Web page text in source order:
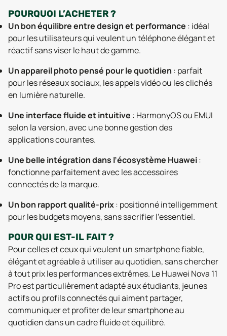
POURQUOI L’ACHETER ?
Un bon équilibre entre design et performance : idéal
pour les utilisateurs qui veulent un téléphone élégant et
réactif sans viser le haut de gamme.
Un appareil photo pensé pour le quotidien : parfait
pour les réseaux sociaux, les appels vidéo ou les clichés
en lumière naturelle.
Une interface fluide et intuitive : HarmonyOS ou EMUI
selon la version, avec une bonne gestion des
applications courantes.
Une belle intégration dans l’écosystème Huawei:
fonctionne parfaitement avec les accessoires
connectés de la marque.
Un bon rapport qualité-prix: positionné intelligemment
pour les budgets moyens, sans sacrifier l’essentiel.
POUR QUI EST-IL FAIT ?
Pour celles et ceux qui veulent un smartphone fiable,
élégant et agréable à utiliser au quotidien, sans chercher
à tout prix les performances extrêmes. Le Huawei Nova 11
Pro est particulièrement adapté aux étudiants, jeunes
actifs ou profils connectés qui aiment partager,
communiquer et profiter de leur smartphone au
quotidien dans un cadre fluide et équilibré.